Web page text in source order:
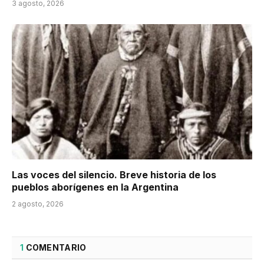
3 agosto, 2026
Las voces del silencio. Breve historia de los
pueblos aborígenes en la Argentina
2 agosto, 2026
1 COMENTARIO